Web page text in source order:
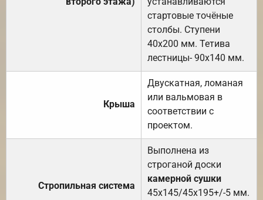
стартовые точёные
столбы. Ступени
40х200 мм. Тетива
лестницы- 90х140 мм.
Крыша
Двускатная, ломаная
или вальмовая в
соответствии с
проектом.
Стропильная система
Выполнена из
строганой доски
камерной сушки
45х145/45х195+/-5 мм.